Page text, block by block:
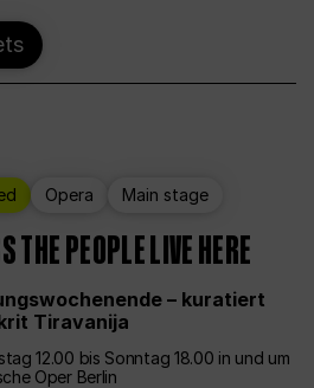
Opera Main stage
THE PEOPLE LIVE HERE
– kuratiert
Tiravanija
12.00 bis Sonntag 18.00 in und um
Oper Berlin